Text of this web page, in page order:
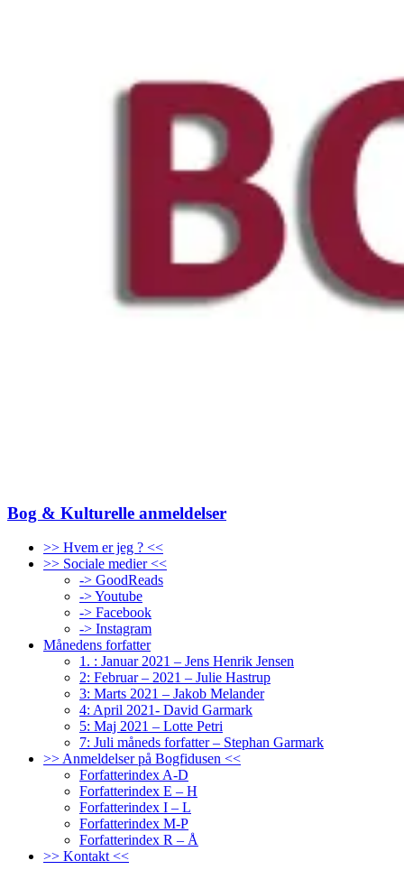
Bog & Kulturelle anmeldelser
>> Hvem er jeg ? <<
>> Sociale medier <<
-> GoodReads
-> Youtube
-> Facebook
-> Instagram
Månedens forfatter
1. : Januar 2021 – Jens Henrik Jensen
2: Februar – 2021 – Julie Hastrup
3: Marts 2021 – Jakob Melander
4: April 2021- David Garmark
5: Maj 2021 – Lotte Petri
7: Juli måneds forfatter – Stephan Garmark
>> Anmeldelser på Bogfidusen <<
Forfatterindex A-D
Forfatterindex E – H
Forfatterindex I – L
Forfatterindex M-P
Forfatterindex R – Å
>> Kontakt <<